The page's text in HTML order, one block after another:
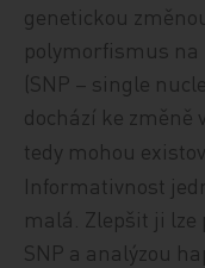
genetickou
polymorfismus
(SNP – single
dochází ke změně v
tedy mohou
Informativnost
malá. Zlepšit ji
SNP a analýzou